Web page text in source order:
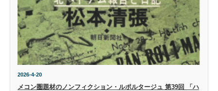
2026-4-20
メコン圏題材のノンフィクション・ルポルタージュ 第39回 「ハ